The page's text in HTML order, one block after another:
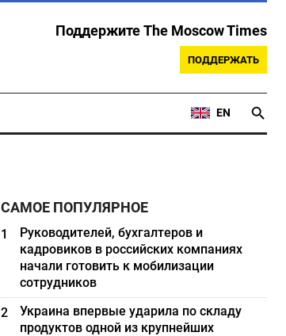
Поддержите The Moscow Times
ПОДДЕРЖАТЬ
EN
САМОЕ ПОПУЛЯРНОЕ
1
Руководителей, бухгалтеров и
кадровиков в российских компаниях
начали готовить к мобилизации
сотрудников
2
Украина впервые ударила по складу
продуктов одной из крупнейших